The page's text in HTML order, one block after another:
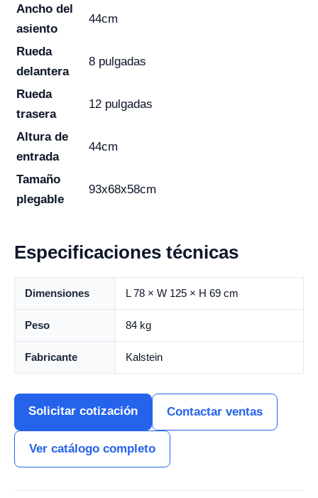
Ancho del
asiento
44cm
Rueda
delantera
8 pulgadas
Rueda
trasera
12 pulgadas
Altura de
entrada
44cm
Tamaño
plegable
93x68x58cm
Especificaciones técnicas
Dimensiones L 78 × W 125 × H 69 cm
Peso 84 kg
Fabricante Kalstein
Solicitar cotización Contactar ventas
Ver catálogo completo